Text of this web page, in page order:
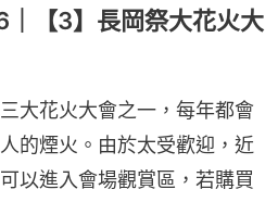
【3】長岡祭大花火大
大花火大會之一，每年都會
的煙火。由於太受歡迎，近
以進入會場觀賞區，若購買